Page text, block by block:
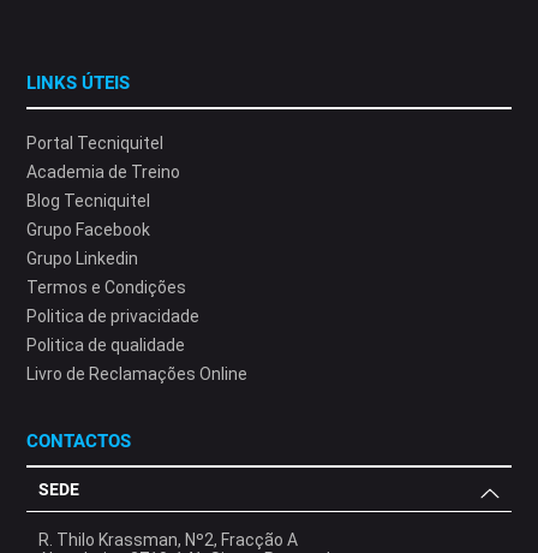
LINKS ÚTEIS
Portal Tecniquitel
Academia de Treino
Blog Tecniquitel
Grupo Facebook
Grupo Linkedin
Termos e Condições
Politica de privacidade
Politica de qualidade
Livro de Reclamações Online
CONTACTOS
SEDE
R. Thilo Krassman, Nº2, Fracção A